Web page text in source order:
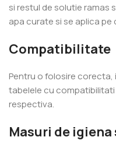
si restul de solutie ramas
apa curate si se aplica
Compatibilitate
Pentru o folosire
tabelele cu
respectiva.
Masuri de